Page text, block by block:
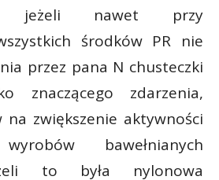
jeżeli nawet przy
środków PR nie
przez pana N chusteczki
znaczącego zdarzenia,
na zwiększenie aktywności
bawełnianych
to była nylonowa